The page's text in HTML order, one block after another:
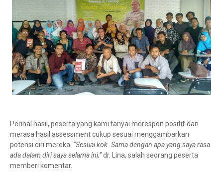
Perihal hasil, peserta yang kami tanyai merespon positif dan
merasa hasil assessment cukup sesuai menggambarkan
potensi diri mereka. “Sesuai kok. Sama dengan apa yang saya rasa
ada dalam diri saya selama ini,”dr. Lina, salah seorang peserta
memberi komentar.